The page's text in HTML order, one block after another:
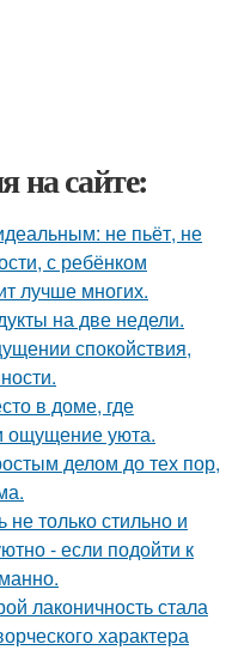
на сайте:
не пьёт, не
с ребёнком
лучше многих.
на две недели.
спокойствия,
в доме, где
ощущение уюта.
делом до тех пор,
только стильно и
- если подойти к
лаконичность стала
характера